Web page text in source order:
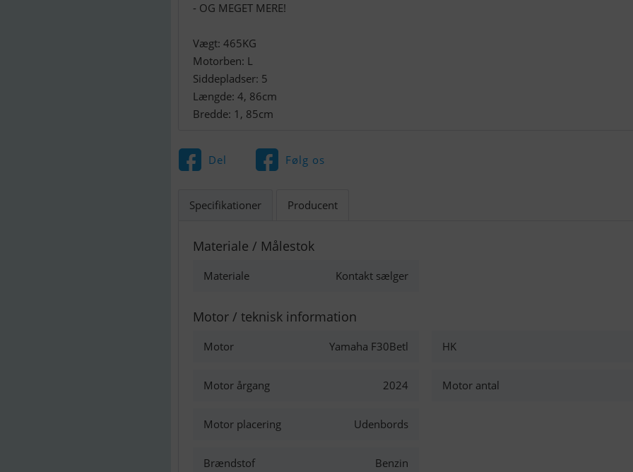
- OG MEGET MERE!
Vægt: 465KG
Motorben: L
Siddepladser: 5
Længde: 4, 86cm
Bredde: 1, 85cm
Del Følg os
Specifikationer Producent
Materiale / Målestok
Materiale Kontakt sælger
Motor / teknisk information
Motor Yamaha F30Betl HK
Motor årgang 2024 Motor antal
Motor placering Udenbords
Brændstof Benzin